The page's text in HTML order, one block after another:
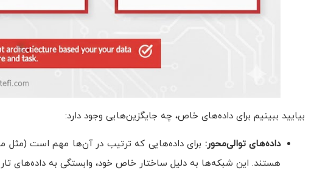
بیایید ببینیم برای داده‌های خاص، چه جایگزین‌هایی وجود دارد:
داده‌های توالی‌محور: برای داده‌هایی که ترتیب در آن‌ها مهم است (مثل
هستند. این شبکه‌ها به دلیل ساختار خاص خود، وابستگی به داده‌های